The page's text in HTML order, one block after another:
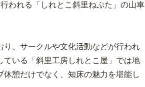
われる「しれとこ斜里ねぷた」の山車
、サークルや文化活動などが行われ
いる「斜里工房しれとこ屋」では地
憩だけでなく、知床の魅力を堪能し